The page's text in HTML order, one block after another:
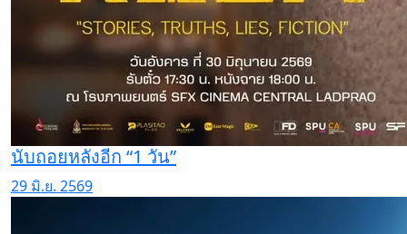
นับถอยหลังอีก “1 วัน”
29 มิ.ย. 2569